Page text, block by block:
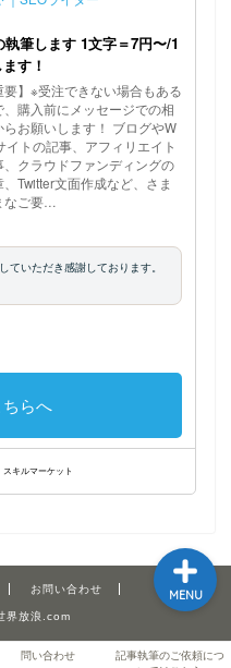
お問い合わせ
放浪.com
問い合わせ
記事執筆のご依頼につ
MENU
ホーム
てはこちら
サイトマップ